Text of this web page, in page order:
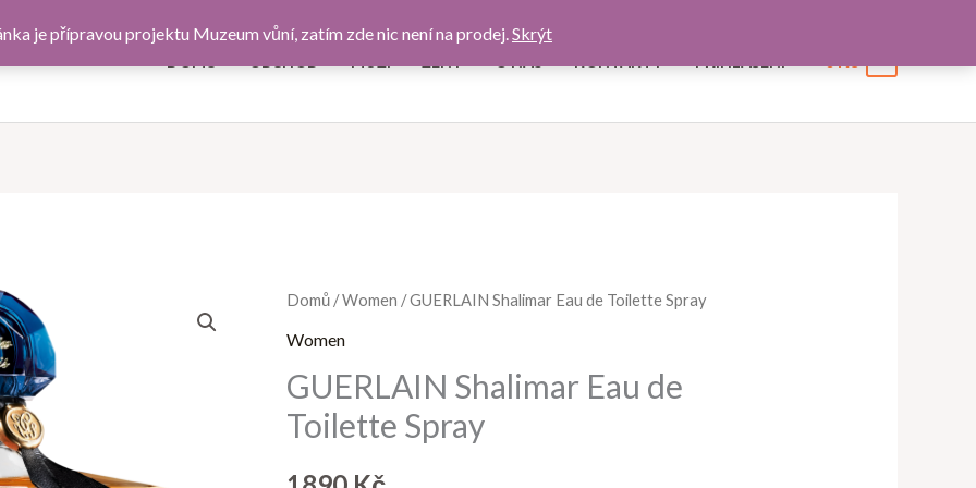
je přípravou projektu Muzeum vůní, zatím zde nic není na prodej.Skrýt
DOMŮ OBCHOD MUŽI ŽENY O NÁS KONTAKTY PŘIHLÁŠENÍ
Domů /Women / GUERLAIN Shalimar Eau de Toilette Spray
Women
GUERLAIN Shalimar Eau de
Toilette Spray